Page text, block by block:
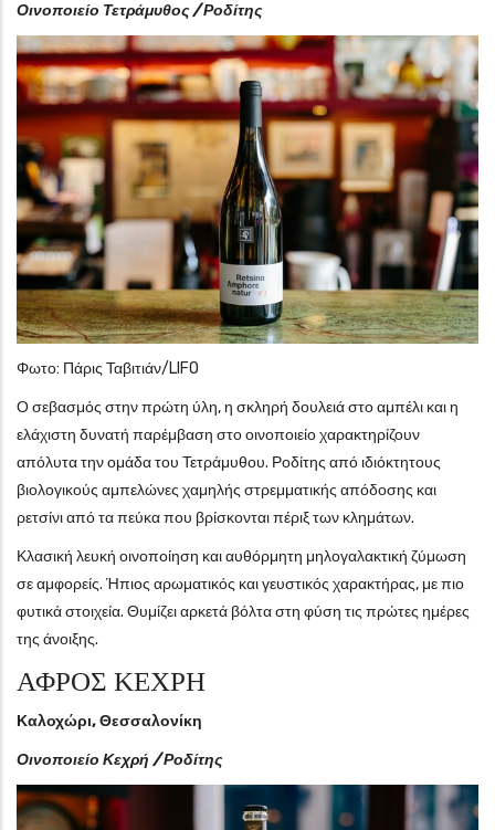
Οινοποιείο Τετράμυθος / Ροδίτης
Φωτο: Πάρις Ταβιτιάν/LIFO
Ο σεβασμός στην πρώτη ύλη, η σκληρή δουλειά στο αμπέλι και η
ελάχιστη δυνατή παρέμβαση στο οινοποιείο χαρακτηρίζουν
απόλυτα την ομάδα του Τετράμυθου. Ροδίτης από ιδιόκτητους
βιολογικούς αμπελώνες χαμηλής στρεμματικής απόδοσης και
ρετσίνι από τα πεύκα που βρίσκονται πέριξ των κλημάτων.
Κλασική λευκή οινοποίηση και αυθόρμητη μηλογαλακτική ζύμωση
σε αμφορείς. Ήπιος αρωματικός και γευστικός χαρακτήρας, με πιο
φυτικά στοιχεία. Θυμίζει αρκετά βόλτα στη φύση τις πρώτες ημέρες
της άνοιξης.
ΑΦΡΟΣ ΚΕΧΡΗ
Καλοχώρι, Θεσσαλονίκη
Οινοποιείο Κεχρή / Ροδίτης